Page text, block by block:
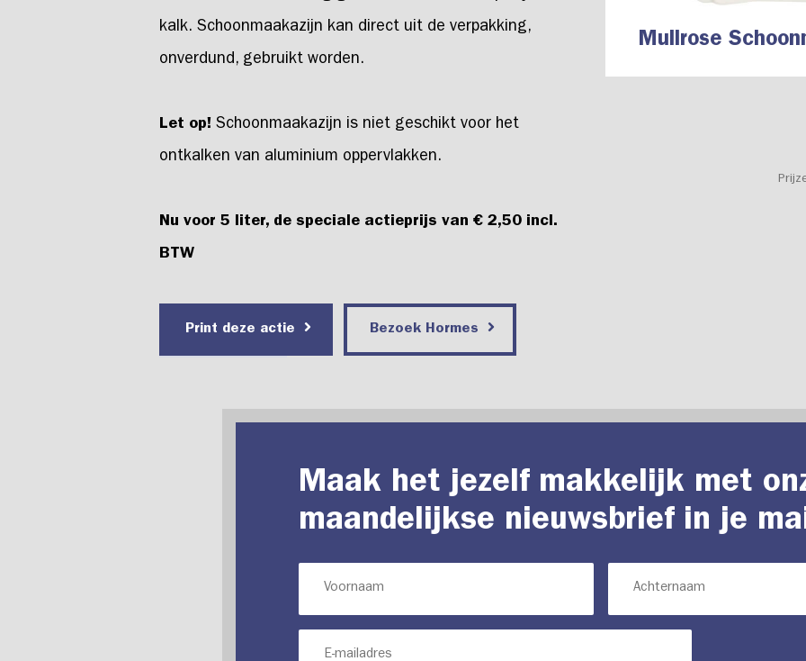
Mullrose
kalk. Schoonmaakazijn kan direct uit de verpakking,
onverdund, gebruikt worden.
Let op! Schoonmaakazijn is niet geschikt voor het
ontkalken van aluminium oppervlakken.
Nu voor 5 liter, de speciale actieprijs van € 2,50 incl.
BTW
Print deze actie Bezoek Hormes
Maak het jezelf makkelijk met
maandelijkse nieuwsbrief in je